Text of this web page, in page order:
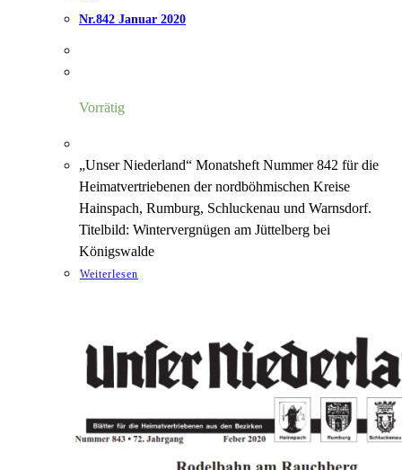
Nr.842 Januar 2020
Vorrätig
„Unser Niederland“ Monatsheft Nummer 842 für die
Heimatvertriebenen der nordböhmischen Kreise
Hainspach, Rumburg, Schluckenau und Warnsdorf.
Titelbild: Wintervergnügen am Jüttelberg bei
Königswalde
Weiterlesen